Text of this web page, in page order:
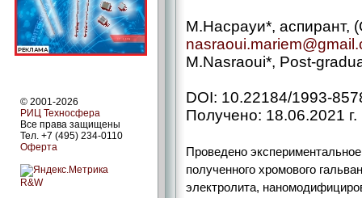
© 2001-2026
РИЦ Техносфера
Все права защищены
Тел. +7 (495) 234-0110
Оферта
R&W
М.Насрауи*, аспирант,
M.Nasraoui*, Post-
DOI: 10.22184/1993-
Получено: 18.06.2021 г.
Проведено
полученного хромового
электролита,